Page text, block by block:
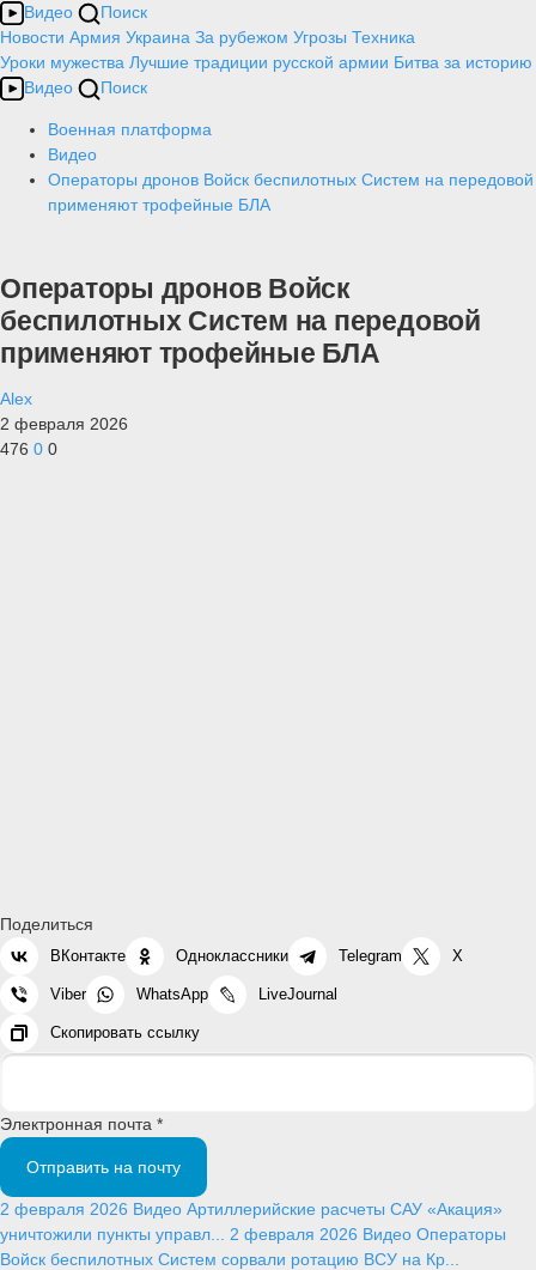
Видео
Поиск
Новости Армия Украина За рубежом Угрозы Техника
Уроки мужества Лучшие традиции русской армии Битва за историю
Видео
Поиск
Военная платформа
Видео
Операторы дронов Войск беспилотных Систем на передовой
применяют трофейные БЛА
Операторы дронов Войск
беспилотных Систем на передовой
применяют трофейные БЛА
Alex
2 февраля 2026
476 0 0
Поделиться
ВКонтакте Одноклассники Telegram X
Viber WhatsApp LiveJournal
Скопировать ссылку
Электронная почта *
Отправить на почту
2 февраля 2026 Видео Артиллерийские расчеты САУ «Акация»
уничтожили пункты управл... 2 февраля 2026 Видео Операторы
Войск беспилотных Систем сорвали ротацию ВСУ на Кр...